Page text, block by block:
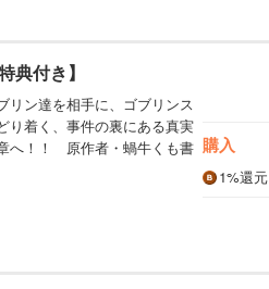
典付き】
リン達を相手に、ゴブリンス
着く、事件の裏にある真実
へ！！ 原作者・蝸牛くも書 購入
1%還元